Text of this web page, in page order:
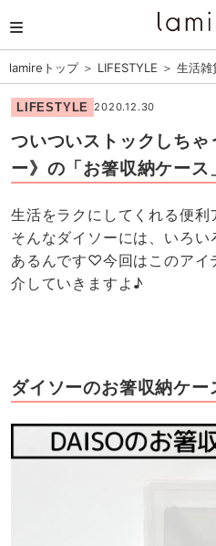
lamireトップ＞ LIFESTYLE ＞ 生活雑
LIFESTYLE 2020.12.30
ついついストックしちゃ
ー》の「お箸収納ケース
生活をラクにしてくれる便利
そんなダイソーには、いろ
あるんです♡今回はこのアイ
介していきますよ♪
ダイソーのお箸収納ケ